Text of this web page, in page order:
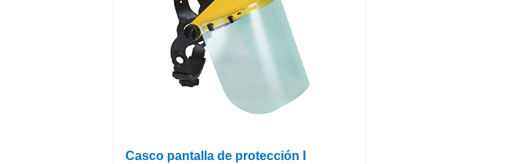
Casco pantalla de protección I